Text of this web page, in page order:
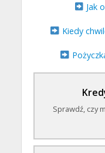
Jak
Kiedy
Sprawdź, czy